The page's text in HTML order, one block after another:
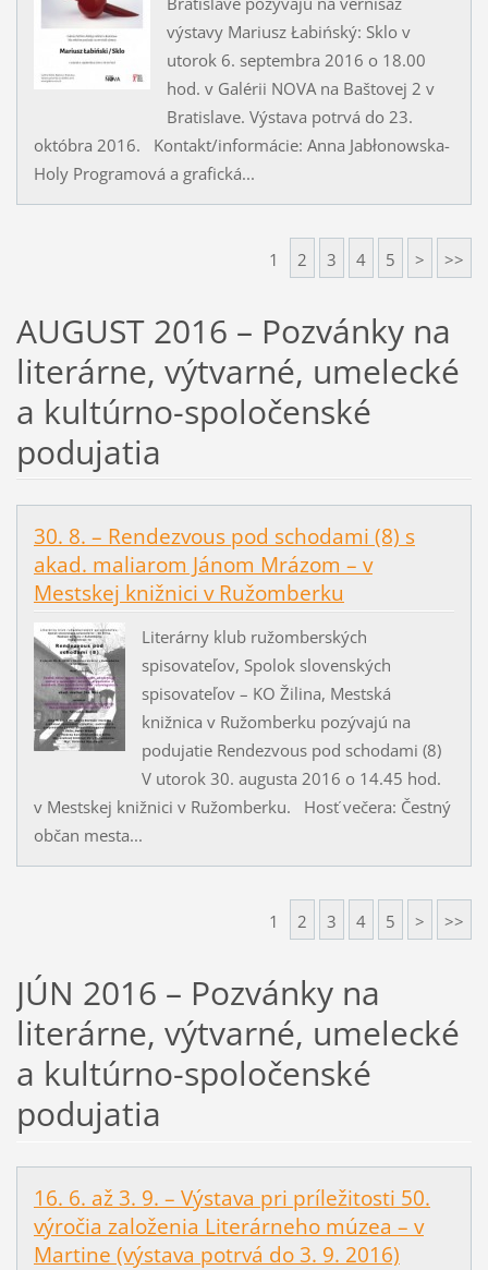
výstavy Mariusz Łabińský: Sklo v
utorok 6. septembra 2016 o 18.00
hod. v Galérii NOVA na Baštovej 2 v
Bratislave. Výstava potrvá do 23.
októbra 2016. Kontakt/informácie: Anna Jabłonowska-
Holy Programová a grafická...
1 2 3 4 5 > >>
AUGUST 2016 – Pozvánky na
literárne, výtvarné, umelecké
a kultúrno-spoločenské
podujatia
30. 8. – Rendezvous pod schodami (8) s
akad. maliarom Jánom Mrázom – v
Mestskej knižnici v Ružomberku
Literárny klub ružomberských
spisovateľov, Spolok slovenských
spisovateľov – KO Žilina, Mestská
knižnica v Ružomberku pozývajú na
podujatie Rendezvous pod schodami (8)
V utorok 30. augusta 2016 o 14.45 hod.
v Mestskej knižnici v Ružomberku. Hosť večera: Čestný
občan mesta...
1 2 3 4 5 > >>
JÚN 2016 – Pozvánky na
literárne, výtvarné, umelecké
a kultúrno-spoločenské
podujatia
16. 6. až 3. 9. – Výstava pri príležitosti 50.
výročia založenia Literárneho múzea – v
Martine (výstava potrvá do 3. 9. 2016)